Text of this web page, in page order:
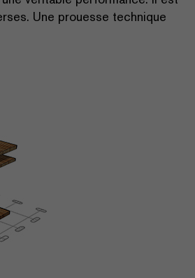
Une prouesse technique